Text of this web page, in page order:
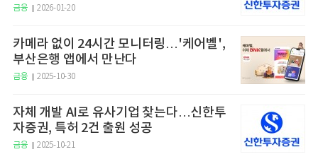
금융 2026-01-20
카메라 없이 24시간 모니터링…'케어벨',
부산은행 앱에서 만난다
금융 2025-10-30
자체 개발 AI로 유사기업 찾는다…신한투
자증권, 특허 2건 출원 성공
금융 2025-10-21